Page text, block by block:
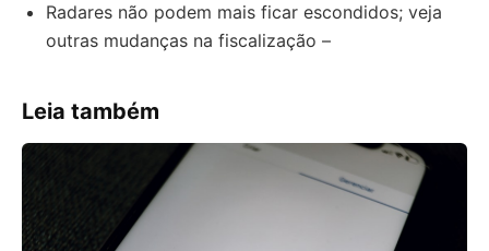
Radares não podem mais ficar escondidos; veja
outras mudanças na fiscalização –
Leia também